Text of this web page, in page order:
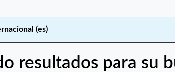
(es)
resultados para su